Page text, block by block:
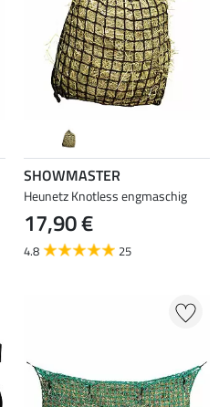
SHOWMASTER
Heunetz Knotless engmaschig
17,90 €
4.8 25